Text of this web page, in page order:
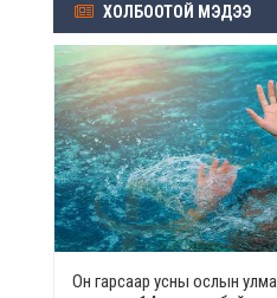
ХОЛБООТОЙ МЭДЭЭ
Он гарсаар усны ослын